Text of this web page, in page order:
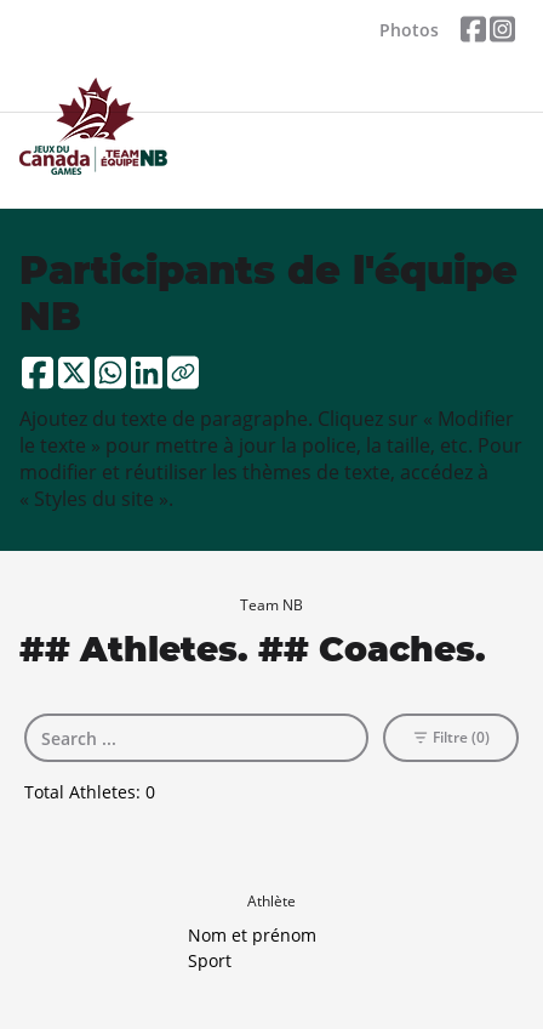
Photos
Participants de l'équipe
NB
Ajoutez du texte de paragraphe. Cliquez sur « Modifier
le texte » pour mettre à jour la police, la taille, etc. Pour
modifier et réutiliser les thèmes de texte, accédez à
« Styles du site ».
Team NB
## Athletes. ## Coaches.
Total Athletes: 0
Filtre (0)
Athlète
Nom et prénom
Sport